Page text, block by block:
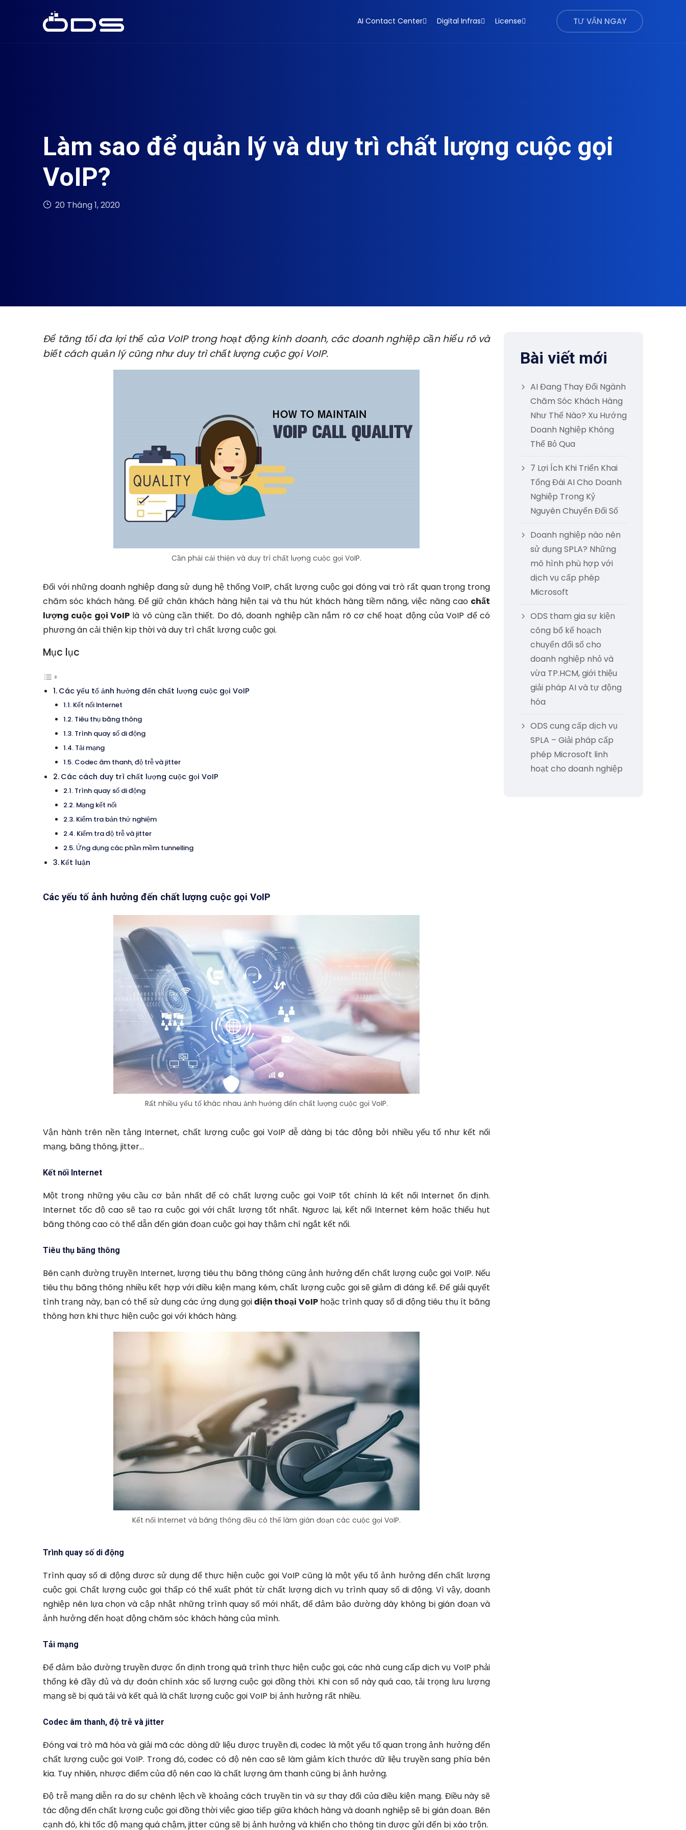
AI Contact Center Digital Infras License TƯ VẤN NGAY
Làm sao để quản lý và duy trì chất lượng cuộc gọi
VoIP?
20 Tháng 1, 2020
Để tăng tối đa lợi thế của VoIP trong hoạt động kinh doanh, các doanh nghiệp cần hiểu rõ và
biết cách quản lý cũng như duy trì chất lượng cuộc gọi VoIP.
Cần phải cải thiện và duy trì chất lượng cuộc gọi VoIP.
Đối với những doanh nghiệp đang sử dụng hệ thống VoIP, chất lượng cuộc gọi đóng vai trò rất quan trọng trong
chăm sóc khách hàng. Để giữ chân khách hàng hiện tại và thu hút khách hàng tiềm năng, việc nâng cao chất
lượng cuộc gọi VoIPlà vô cùng cần thiết. Do đó, doanh nghiệp cần nắm rõ cơ chế hoạt động của VoIP để có
phương án cải thiện kịp thời và duy trì chất lượng cuộc gọi.
Mục lục
Các yếu tố ảnh hưởng đến chất lượng cuộc gọi VoIP
Kết nối Internet
Tiêu thụ băng thông
Trình quay số di động
Tải mạng
Codec âm thanh, độ trễ và jitter
Các cách duy trì chất lượng cuộc gọi VoIP
Trình quay số di động
Mạng kết nối
Kiểm tra bản thử nghiệm
Kiểm tra độ trễ và jitter
Ứng dụng các phần mềm tunnelling
Kết luận
Các yếu tố ảnh hưởng đến chất lượng cuộc gọi VoIP
Rất nhiều yếu tố khác nhau ảnh hưởng đến chất lượng cuộc gọi VoIP.
Vận hành trên nền tảng Internet, chất lượng cuộc gọi VoIP dễ dàng bị tác động bởi nhiều yếu tố như kết nối
mạng, băng thông, jitter…
Kết nối Internet
Một trong những yêu cầu cơ bản nhất để có chất lượng cuộc gọi VoIP tốt chính là kết nối Internet ổn định.
Internet tốc độ cao sẽ tạo ra cuộc gọi với chất lượng tốt nhất. Ngược lại, kết nối Internet kém hoặc thiếu hụt
băng thông cao có thể dẫn đến gián đoạn cuộc gọi hay thậm chí ngắt kết nối.
Tiêu thụ băng thông
Bên cạnh đường truyền Internet, lượng tiêu thụ băng thông cũng ảnh hưởng đến chất lượng cuộc gọi VoIP. Nếu
tiêu thụ băng thông nhiều kết hợp với điều kiện mạng kém, chất lượng cuộc gọi sẽ giảm đi đáng kể. Để giải quyết
tình trạng này, bạn có thể sử dụng các ứng dụng gọiđiện thoại VoIPhoặc trình quay số di động tiêu thụ ít băng
thông hơn khi thực hiện cuộc gọi với khách hàng.
Kết nối Internet và băng thông đều có thể làm gián đoạn các cuộc gọi VoIP.
Trình quay số di động
Trình quay số di động được sử dụng để thực hiện cuộc gọi VoIP cũng là một yếu tố ảnh hưởng đến chất lượng
cuộc gọi. Chất lượng cuộc gọi thấp có thể xuất phát từ chất lượng dịch vụ trình quay số di động. Vì vậy, doanh
nghiệp nên lựa chọn và cập nhật những trình quay số mới nhất, để đảm bảo đường dây không bị gián đoạn và
ảnh hưởng đến hoạt động chăm sóc khách hàng của mình.
Tải mạng
Để đảm bảo đường truyền được ổn định trong quá trình thực hiện cuộc gọi, các nhà cung cấp dịch vụ VoIP phải
thống kê đầy đủ và dự đoán chính xác số lượng cuộc gọi đồng thời. Khi con số này quá cao, tải trọng lưu lượng
mạng sẽ bị quá tải và kết quả là chất lượng cuộc gọi VoIP bị ảnh hưởng rất nhiều.
Codec âm thanh, độ trễ và jitter
Đóng vai trò mã hóa và giải mã các dòng dữ liệu được truyền đi, codec là một yếu tố quan trọng ảnh hưởng đến
chất lượng cuộc gọi VoIP. Trong đó, codec có độ nén cao sẽ làm giảm kích thước dữ liệu truyền sang phía bên
kia. Tuy nhiên, nhược điểm của độ nén cao là chất lượng âm thanh cũng bị ảnh hưởng.
Độ trễ mạng diễn ra do sự chênh lệch về khoảng cách truyền tin và sự thay đổi của điều kiện mạng. Điều này sẽ
tác động đến chất lượng cuộc gọi đồng thời việc giao tiếp giữa khách hàng và doanh nghiệp sẽ bị gián đoạn. Bên
cạnh đó, khi tốc độ mạng quá chậm, jitter cũng sẽ bị ảnh hưởng và khiến cho thông tin được gửi đến bị xáo trộn.
Bài viết mới
AI Đang Thay Đổi Ngành
Chăm Sóc Khách Hàng
Như Thế Nào? Xu Hướng
Doanh Nghiệp Không
Thể Bỏ Qua
7 Lợi Ích Khi Triển Khai
Tổng Đài AI Cho Doanh
Nghiệp Trong Kỷ
Nguyên Chuyển Đổi Số
Doanh nghiệp nào nên
sử dụng SPLA? Những
mô hình phù hợp với
dịch vụ cấp phép
Microsoft
ODS tham gia sự kiện
công bố kế hoạch
chuyển đổi số cho
doanh nghiệp nhỏ và
vừa TP.HCM, giới thiệu
giải pháp AI và tự động
hóa
ODS cung cấp dịch vụ
SPLA – Giải pháp cấp
phép Microsoft linh
hoạt cho doanh nghiệp